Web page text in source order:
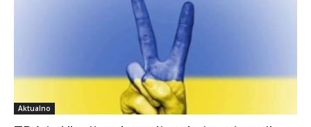
Aktualno